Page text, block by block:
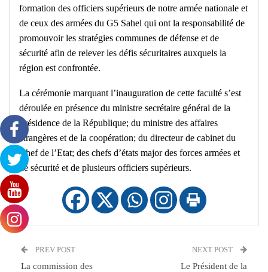
formation des officiers supérieurs de notre armée nationale et
de ceux des armées du G5 Sahel qui ont la responsabilité de
promouvoir les stratégies communes de défense et de
sécurité afin de relever les défis sécuritaires auxquels la
région est confrontée.
La cérémonie marquant l’inauguration de cette faculté s’est
déroulée en présence du ministre secrétaire général de la
Présidence de la République; du ministre des affaires
étrangères et de la coopération; du directeur de cabinet du
Chef de l’Etat; des chefs d’états major des forces armées et
de sécurité et de plusieurs officiers supérieurs.
PREV POST
La commission des
NEXT POST
Le Président de la